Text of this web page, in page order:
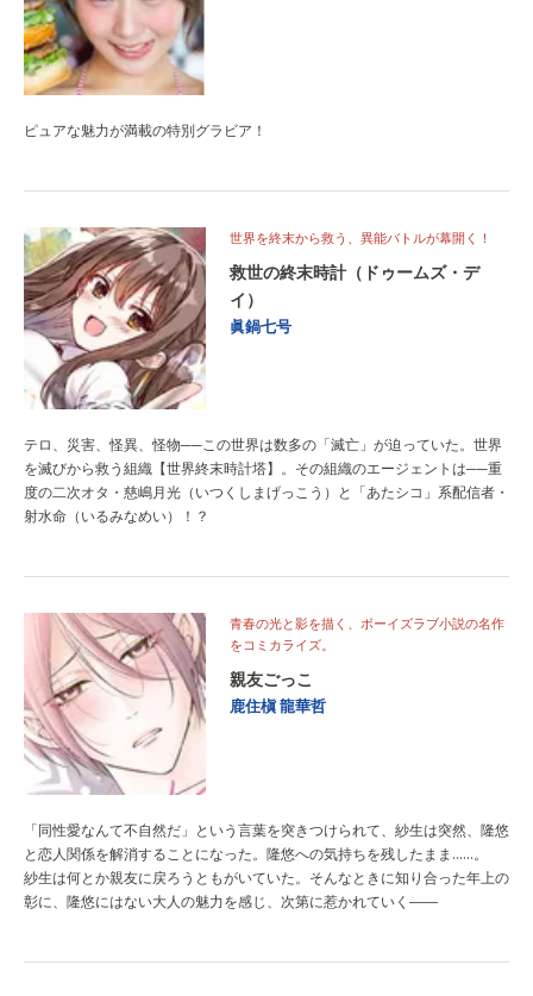
ピュアな魅力が満載の特別グラビア！
世界を終末から救う、異能バトルが幕開く！
救世の終末時計（ドゥームズ・デ
イ）
眞鍋七号
テロ、災害、怪異、怪物──この世界は数多の「滅亡」が迫っていた。世界
を滅びから救う組織【世界終末時計塔】。その組織のエージェントは──重
度の二次オタ・慈嶋月光（いつくしまげっこう）と「あたシコ」系配信者・
射水命（いるみなめい）！？
青春の光と影を描く、ボーイズラブ小説の名作
をコミカライズ。
親友ごっこ
鹿住槇龍華哲
「同性愛なんて不自然だ」という言葉を突きつけられて、紗生は突然、隆悠
と恋人関係を解消することになった。隆悠への気持ちを残したまま……。
紗生は何とか親友に戻ろうともがいていた。そんなときに知り合った年上の
彰に、隆悠にはない大人の魅力を感じ、次第に惹かれていく――